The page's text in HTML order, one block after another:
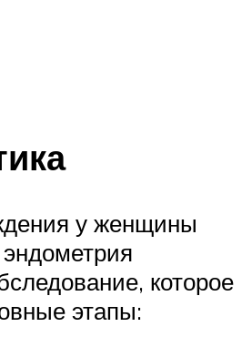
у женщины
которое
этапы: